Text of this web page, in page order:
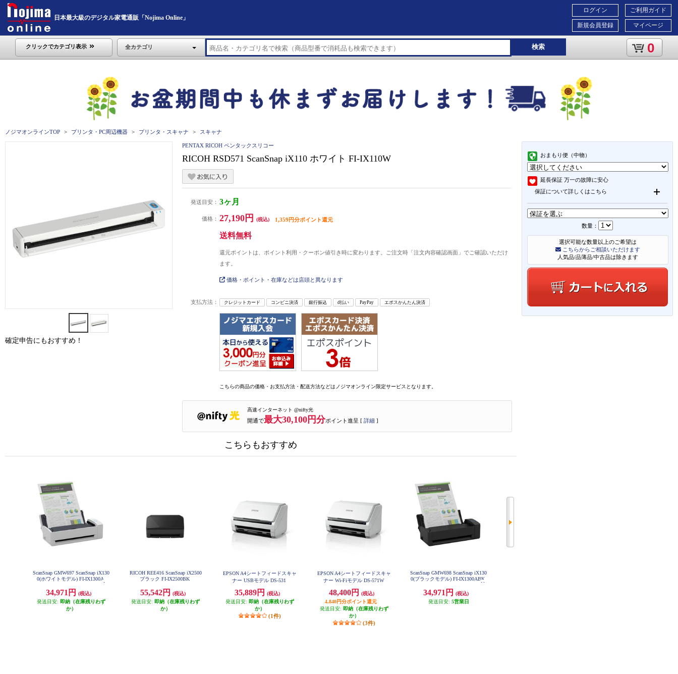
日本最大級のデジタル家電通販「Nojima Online」
ご利用ガイド
マイページ
ログイン
新規会員登録
クリックでカテゴリ表示 全カテゴリ 検索 0
ノジマオンラインTOP プリンタ・PC周辺機器 プリンタ・スキャナ スキャナ
おまもり便（中物）
延長保証 万一の故障に安心
保証について詳しくはこちら
数量：
選択可能な数量以上のご希望は
こちらからご相談いただけます
人気品/品薄品/中古品は除きます
確定申告にもおすすめ！
PENTAX RICOH ペンタックスリコー
RICOH RSD571 ScanSnap iX110 ホワイト FI-IX110W
発送目安： 3ヶ月
価格： 27,190円 (税込) 1,359円分ポイント還元
送料無料
還元ポイントは、ポイント利用・クーポン値引き時に変わります。ご注文時「注文内容確認画面」でご確認いただけ
ます。
価格・ポイント・在庫などは店頭と異なります
支払方法： クレジットカード コンビニ決済 銀行振込 d払い PayPay エポスかんたん決済
こちらの商品の価格・お支払方法・配送方法などはノジマオンライン限定サービスとなります。
高速インターネット @nifty光
開通で最大30,100円分ポイント進呈 [ 詳細 ]
こちらもおすすめ
ScanSnap GMW697 ScanSnap iX130
0(ホワイトモデル) FI-IX1300A
34,971円
(税込)
発送目安: 即納（在庫残りわず
か）
RICOH REE416 ScanSnap iX2500
ブラック FI-IX2500BK
55,542円
(税込)
発送目安: 即納（在庫残りわず
か）
EPSON A4シートフィードスキャ
ナー USBモデル DS-531
35,889円
(税込)
発送目安: 即納（在庫残りわず
か）
(1件)
EPSON A4シートフィードスキャ
ナー Wi-Fiモデル DS-571W
48,400円
(税込)
4,840円分ポイント還元
発送目安: 即納（在庫残りわず
か）
(3件)
ScanSnap GMW698 ScanSnap iX130
0(ブラックモデル) FI-IX1300ABK
34,971円
(税込)
発送目安: 5営業日